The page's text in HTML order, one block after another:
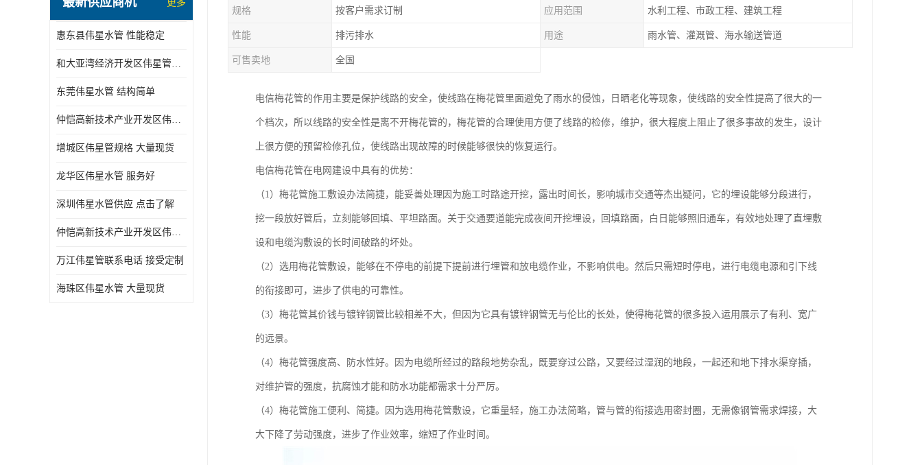
更多
惠东县伟星水管 性能稳定
和大亚湾经济开发区伟星管批发
东莞伟星水管 结构简单
仲恺高新技术产业开发区伟星管型号 技术成熟
增城区伟星管规格 大量现货
龙华区伟星水管 服务好
深圳伟星水管供应 点击了解
仲恺高新技术产业开发区伟星水管 大量现货
万江伟星管联系电话 接受定制
海珠区伟星水管 大量现货
规格 按客户需求订制 应用范围 水利工程、市政工程、建筑工程
性能 排污排水 用途 雨水管、灌溉管、海水输送管道
可售卖地 全国
电信梅花管的作用主要是保护线路的安全，使线路在梅花管里面避免了雨水的侵蚀，日晒老化等现象，使线路的安全性提高了很大的一
个档次，所以线路的安全性是离不开梅花管的，梅花管的合理使用方便了线路的检修，维护，很大程度上阻止了很多事故的发生，设计
上很方便的预留检修孔位，使线路出现故障的时候能够很快的恢复运行。
电信梅花管在电网建设中具有的优势：
（1）梅花管施工敷设办法简捷，能妥善处理因为施工时路途开挖，露出时间长，影响城市交通等杰出疑问，它的埋设能够分段进行，
挖一段放好管后，立刻能够回填、平坦路面。关于交通要道能完成夜间开挖埋设，回填路面，白日能够照旧通车，有效地处理了直埋敷
设和电缆沟敷设的长时间破路的坏处。
（2）选用梅花管敷设，能够在不停电的前提下提前进行埋管和放电缆作业，不影响供电。然后只需短时停电，进行电缆电源和引下线
的衔接即可，进步了供电的可靠性。
（3）梅花管其价钱与镀锌钢管比较相差不大，但因为它具有镀锌钢管无与伦比的长处，使得梅花管的很多投入运用展示了有利、宽广
的远景。
（4）梅花管强度高、防水性好。因为电缆所经过的路段地势杂乱，既要穿过公路，又要经过湿润的地段，一起还和地下排水渠穿插，
对维护管的强度，抗腐蚀才能和防水功能都需求十分严厉。
（4）梅花管施工便利、简捷。因为选用梅花管敷设，它重量轻，施工办法简略，管与管的衔接选用密封圈，无需像钢管需求焊接，大
大下降了劳动强度，进步了作业效率，缩短了作业时间。